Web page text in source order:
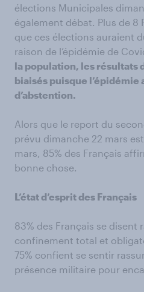
élections Municipales
également débat. Plus de 8
que ces élections auraient
raison de l’épidémie de
la population, les résultats
biaisés puisque
d’abstention.
Alors que le report du
prévu dimanche 22 mars
mars, 85% des Français
bonne chose.
L’état d’esprit des Français
83% des Français se disent
confinement total et
75% confient se sentir
présence militaire pour